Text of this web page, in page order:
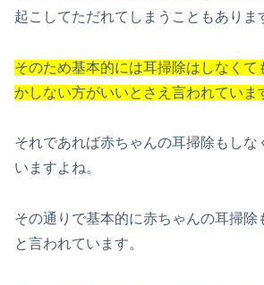
起こしてただれてしまうこともありま
そのため基本的には耳掃除はしなくて
かしない方がいいとさえ言われていま
それであれば赤ちゃんの耳掃除もしな
いますよね。
その通りで基本的に赤ちゃんの耳掃除
と言われています。